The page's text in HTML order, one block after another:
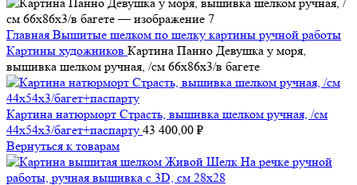
Главная Вышитые шелком по шелку картины ручной работы
Картины художников Картина Панно Девушка у моря,
вышивка шелком ручная, /см 66х86х3/в багете
Картина натюрморт Страсть, вышивка шелком ручная, /см
44х54х3/багет+паспарту 43 400,00 ₽
Вернуться к товарам